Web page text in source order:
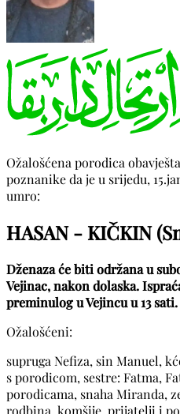
Ožalošćena porodica
poznanike da je u srijedu,
umro:
HASAN - KIČKIN
Dženaza će biti održana u
Vejinac, nakon dolaska.
preminulog u Vejincu u 13 sati.
Ožalošćeni:
supruga Nefiza, sin Manuel,
s porodicom, sestre: Fatma,
porodicama, snaha Miranda,
rodbina, komšije, prijatelji i